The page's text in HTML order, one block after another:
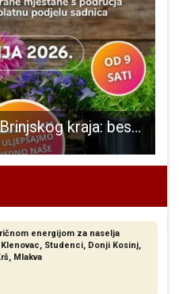
Cvijet za ljepši okoliš Brinjskog kraja: besplatna podjela sadnica za mještane
energijom za naselja
Studenci, Donji Kosinj,
Mlakva